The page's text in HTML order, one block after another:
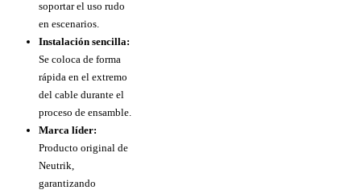
soportar el uso rudo
en escenarios.
Instalación sencilla:
Se coloca de forma
rápida en el extremo
del cable durante el
proceso de ensamble.
Marca líder:
Producto original de
Neutrik,
garantizando